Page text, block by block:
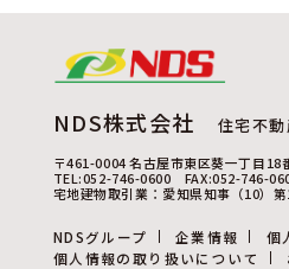
NDS株式会社 住宅不
〒461-0004 名古屋市東区葵一丁目18
TEL:052-746-0600 FAX:052-746-
宅地建物取引業：愛知県知事（10）
NDSグループ 企業情報
個
個人情報の取り扱いについて